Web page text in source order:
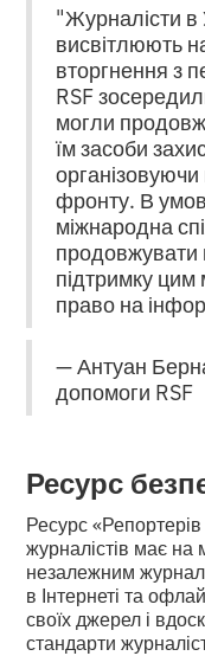
"Журналісти в
висвітлюють
вторгнення з
RSF
могли
їм засоби
фронту. В
міжнародна
продовжувати
підтримку
право на
— Антуан
допомоги RSF
Ресурс
Ресурс
журналістів має на
незалежним
в Інтернеті та
своїх джерел і
стандарти